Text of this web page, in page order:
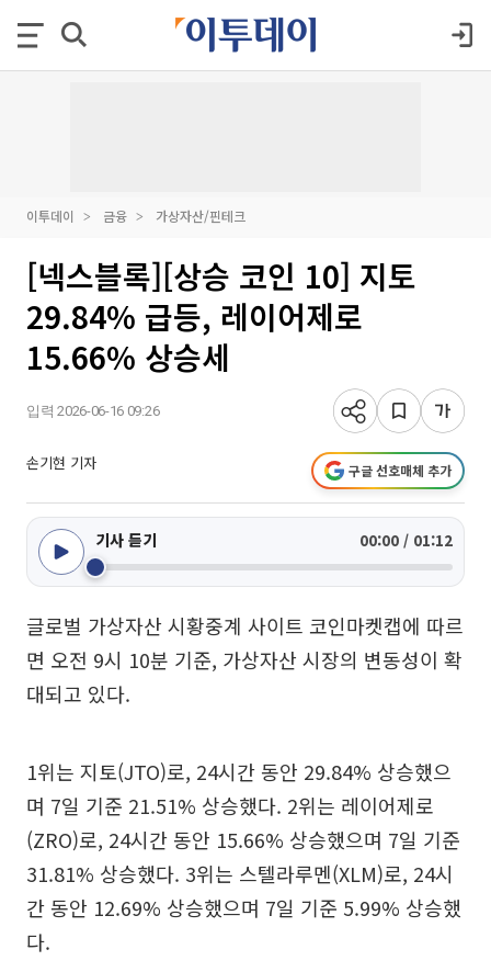
이투데이 금융 가상자산/핀테크
[넥스블록][상승 코인 10] 지토
29.84% 급등, 레이어제로
15.66% 상승세
입력 2026-06-16 09:26
손기현 기자 구글 선호매체 추가
기사 듣기 00:00 / 01:12
글로벌 가상자산 시황중계 사이트 코인마켓캡에 따르
면 오전 9시 10분 기준, 가상자산 시장의 변동성이 확
대되고 있다.
1위는 지토(JTO)로, 24시간 동안 29.84% 상승했으
며 7일 기준 21.51% 상승했다. 2위는 레이어제로
(ZRO)로, 24시간 동안 15.66% 상승했으며 7일 기준
31.81% 상승했다. 3위는 스텔라루멘(XLM)로, 24시
간 동안 12.69% 상승했으며 7일 기준 5.99% 상승했
다.